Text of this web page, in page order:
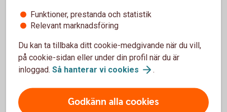
Prata pension med oss
Funktioner, prestanda och statistik
Relevant marknadsföring
Du kan ta tillbaka ditt cookie-medgivande när du vill,
på cookie-sidan eller under din profil när du är
inloggad. Så hanterar vi cookies .
Godkänn alla cookies